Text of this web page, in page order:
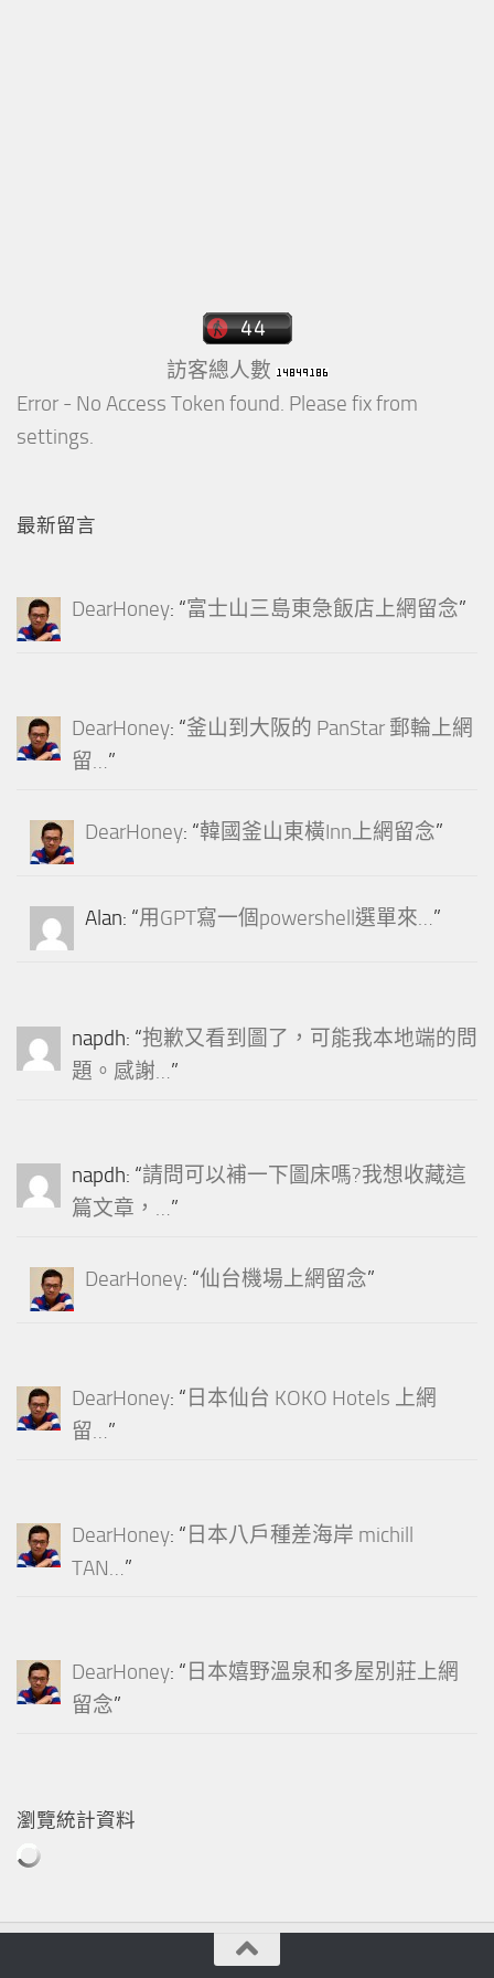
訪客總人數
Error - No Access Token found. Please fix from
settings.
最新留言
DearHoney: “富士山三島東急飯店上網留念”
DearHoney: “釜山到大阪的 PanStar 郵輪上網
留…”
DearHoney: “韓國釜山東橫Inn上網留念”
Alan: “用GPT寫一個powershell選單來…”
napdh: “抱歉又看到圖了，可能我本地端的問
題。感謝…”
napdh: “請問可以補一下圖床嗎?我想收藏這
篇文章，…”
DearHoney: “仙台機場上網留念”
DearHoney: “ 日本仙台 KOKO Hotels 上網
留…”
DearHoney: “ 日本八戶種差海岸 michill
TAN…”
DearHoney: “ 日本嬉野溫泉和多屋別莊上網
留念”
瀏覽統計資料